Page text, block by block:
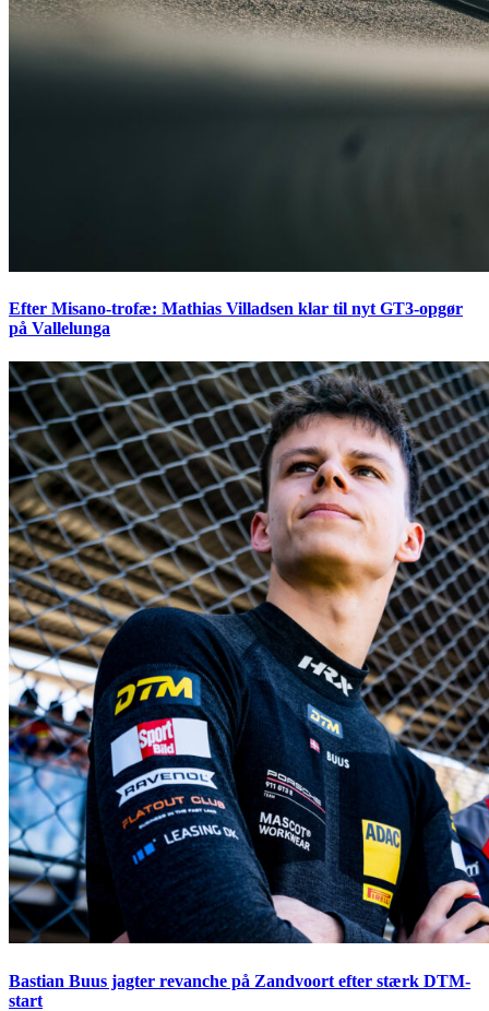
Efter Misano-trofæ: Mathias Villadsen klar til nyt GT3-opgør
på Vallelunga
Bastian Buus jagter revanche på Zandvoort efter stærk DTM-
start